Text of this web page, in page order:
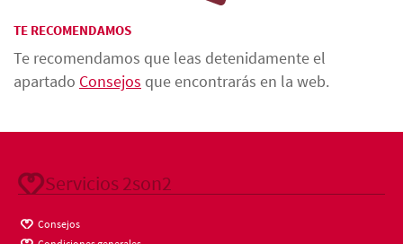
TE RECOMENDAMOS
Te recomendamos que leas detenidamente el
apartado Consejos que encontrarás en la web.
Servicios 2son2
Consejos